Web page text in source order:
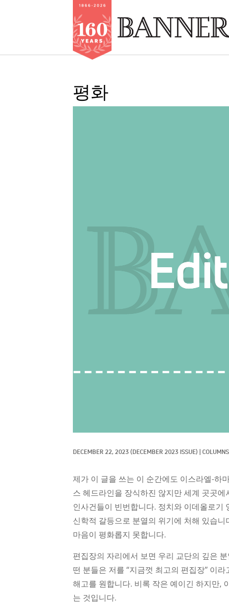
평화
DECEMBER 22, 2023 (DECEMBER 2023 ISSUE)
제가 이 글을 쓰는 이 순간에도 이스라엘-하
스 헤드라인을 장식하진 않지만 세계 곳곳
인사건들이 빈번합니다. 정치와 이데올로기
신학적 갈등으로 분열의 위기에 처해 있습
마음이 평화롭지 못합니다.
편집장의 자리에서 보면 우리 교단의 깊은
떤 분들은 저를 “지금껏 최고의 편집장” 이
해고를 원합니다. 비록 작은 예이긴 하지만,
는 것입니다.